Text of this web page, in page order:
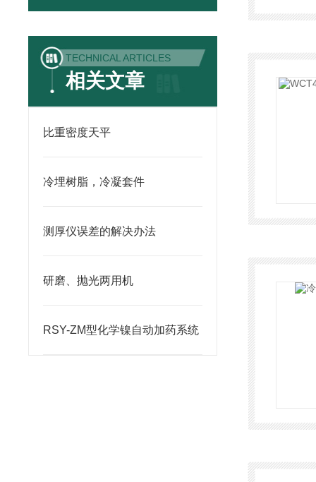
TECHNICAL ARTICLES
相关文章
比重密度天平
冷埋树脂，冷凝套件
测厚仪误差的解决办法
研磨、抛光两用机
RSY-ZM型化学镍自动加药系统